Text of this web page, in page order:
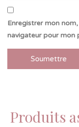
Enregistrer mon
navigateur pour mon
Produits